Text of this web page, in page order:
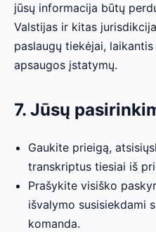
jūsų informacija būtų
Valstijas ir kitas
paslaugų tiekėjai,
apsaugos įstatymų.
7. Jūsų
Gaukite prieigą,
transkriptus tiesiai iš
Prašykite visiško
išvalymo susisiekdami
komanda.